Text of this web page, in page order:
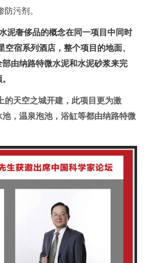
防污剂。
泥奢侈品的概念在同一项目中同时
宿系列酒店，整个项目的地面、
由纳路特微水泥和水泥砂浆来完
的天空之城开建，此项目更为激
，温泉泡池，浴缸等都由纳路特微